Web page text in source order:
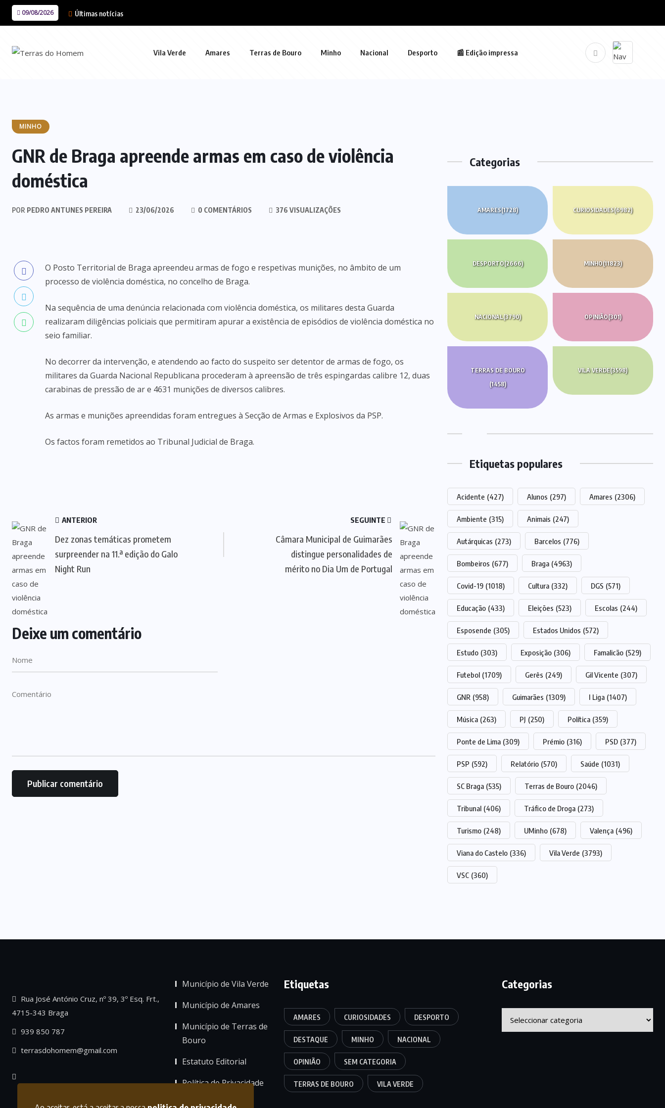
09/08/2026 Últimas notícias
Vila Verde Amares Terras de Bouro Minho Nacional Desporto 📰 Edição impressa
MINHO
GNR de Braga apreende armas em caso de violência
doméstica
POR PEDRO ANTUNES PEREIRA 23/06/2026 0 COMENTÁRIOS 376 VISUALIZAÇÕES
O Posto Territorial de Braga apreendeu armas de fogo e respetivas munições, no âmbito de um
processo de violência doméstica, no concelho de Braga.
Na sequência de uma denúncia relacionada com violência doméstica, os militares desta Guarda
realizaram diligências policiais que permitiram apurar a existência de episódios de violência doméstica no
seio familiar.
No decorrer da intervenção, e atendendo ao facto do suspeito ser detentor de armas de fogo, os
militares da Guarda Nacional Republicana procederam à apreensão de três espingardas calibre 12, duas
carabinas de pressão de ar e 4631 munições de diversos calibres.
As armas e munições apreendidas foram entregues à Secção de Armas e Explosivos da PSP.
Os factos foram remetidos ao Tribunal Judicial de Braga.
ANTERIOR
Dez zonas temáticas prometem
surpreender na 11.ª edição do Galo
Night Run
SEGUINTE
Câmara Municipal de Guimarães
distingue personalidades de
mérito no Dia Um de Portugal
Deixe um comentário
Categorias
AMARES(1728) CURIOSIDADES(6982)
DESPORTO(2666) MINHO(11823)
NACIONAL(3790) OPINIÃO(301)
TERRAS DE BOURO
(1458)
VILA VERDE(3598)
Etiquetas populares
Acidente (427) Alunos (297) Amares (2306)
Ambiente (315) Animais (247)
Autárquicas (273) Barcelos (776)
Bombeiros (677) Braga (4963)
Covid-19 (1018) Cultura (332) DGS (571)
Educação (433) Eleições (523) Escolas (244)
Esposende (305) Estados Unidos (572)
Estudo (303) Exposição (306) Famalicão (529)
Futebol (1709) Gerês (249) Gil Vicente (307)
GNR (958) Guimarães (1309) I Liga (1407)
Música (263) PJ (250) Política (359)
Ponte de Lima (309) Prémio (316) PSD (377)
PSP (592) Relatório (570) Saúde (1031)
SC Braga (535) Terras de Bouro (2046)
Tribunal (406) Tráfico de Droga (273)
Turismo (248) UMinho (678) Valença (496)
Viana do Castelo (336) Vila Verde (3793)
VSC (360)
Rua José António Cruz, nº 39, 3º Esq. Frt.,
4715-343 Braga
939 850 787
terrasdohomem@gmail.com
Município de Vila Verde
Município de Amares
Município de Terras de
Bouro
Estatuto Editorial
Política de Privacidade
Etiquetas
AMARES CURIOSIDADES DESPORTO
DESTAQUE MINHO NACIONAL
OPINIÃO SEM CATEGORIA
TERRAS DE BOURO VILA VERDE
Categorias